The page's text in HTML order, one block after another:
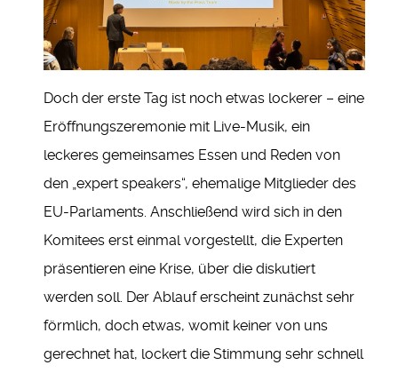
Doch der erste Tag ist noch etwas lockerer – eine
Eröffnungszeremonie mit Live-Musik, ein
leckeres gemeinsames Essen und Reden von
den „expert speakers“, ehemalige Mitglieder des
EU-Parlaments. Anschließend wird sich in den
Komitees erst einmal vorgestellt, die Experten
präsentieren eine Krise, über die diskutiert
werden soll. Der Ablauf erscheint zunächst sehr
förmlich, doch etwas, womit keiner von uns
gerechnet hat, lockert die Stimmung sehr schnell